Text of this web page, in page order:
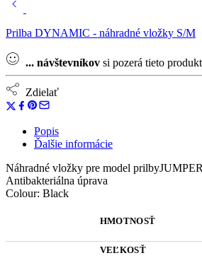
Prilba DYNAMIC - náhradné vložky S/M
... návštevníkov si pozerá tieto
Zdielať
Popis
Ďalšie informácie
Náhradné vložky pre model prilbyJUMPER
Antibakteriálna úprava
Colour: Black
HMOTNOSŤ
VEĽKOSŤ